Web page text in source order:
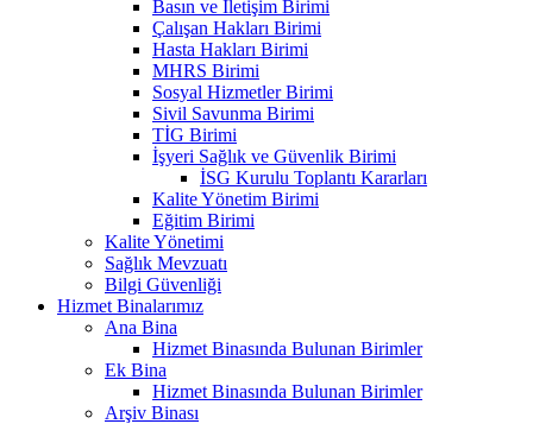
Basın ve İletişim Birimi
Çalışan Hakları Birimi
Hasta Hakları Birimi
MHRS Birimi
Sosyal Hizmetler Birimi
Sivil Savunma Birimi
TİG Birimi
İşyeri Sağlık ve Güvenlik Birimi
İSG Kurulu Toplantı Kararları
Kalite Yönetim Birimi
Eğitim Birimi
Kalite Yönetimi
Sağlık Mevzuatı
Bilgi Güvenliği
Hizmet Binalarımız
Ana Bina
Hizmet Binasında Bulunan Birimler
Ek Bina
Hizmet Binasında Bulunan Birimler
Arşiv Binası